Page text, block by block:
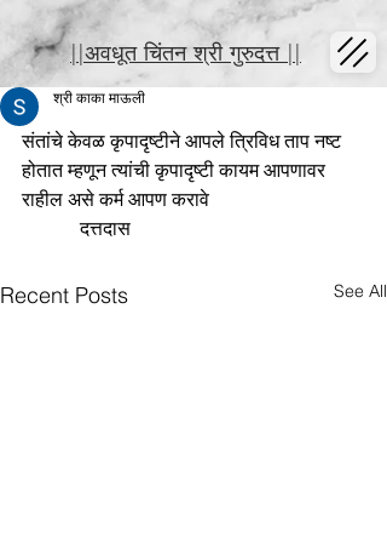
||अवधूत चिंतन श्री गुरुदत्त ||
श्री काका माऊली
संतांचे केवळ कृपादृष्टीने आपले त्रिविध ताप नष्ट
होतात म्हणून त्यांची कृपादृष्टी कायम आपणावर
राहील असे कर्म आपण करावे
            दत्तदास
Recent Posts See All